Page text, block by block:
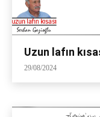
Uzun lafın
29/08/2024